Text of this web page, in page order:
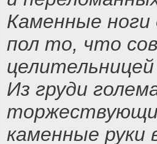
Каменные
пол то, что
Из груди
каменные руки